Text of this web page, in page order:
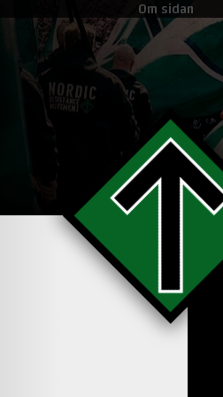
Om sidan